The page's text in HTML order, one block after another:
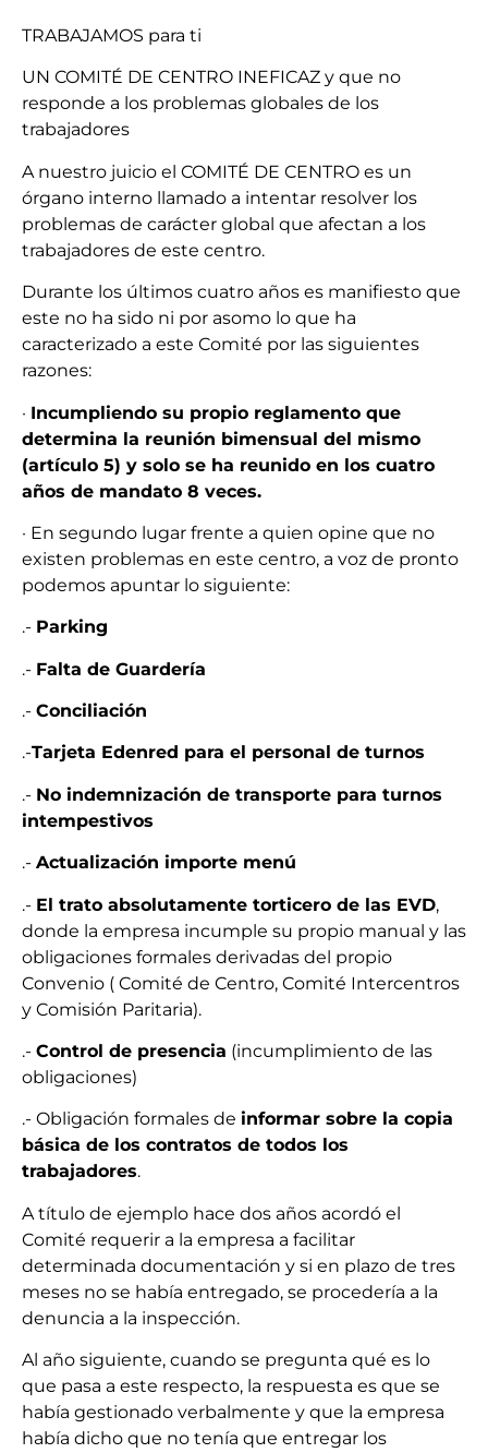
TRABAJAMOS para ti
UN COMITÉ DE CENTRO INEFICAZ y que no
responde a los problemas globales de los
trabajadores
A nuestro juicio el COMITÉ DE CENTRO es un
órgano interno llamado a intentar resolver los
problemas de carácter global que afectan a los
trabajadores de este centro.
Durante los últimos cuatro años es manifiesto que
este no ha sido ni por asomo lo que ha
caracterizado a este Comité por las siguientes
razones:
· Incumpliendo su propio reglamento que
determina la reunión bimensual del mismo
(artículo 5) y solo se ha reunido en los cuatro
años de mandato 8 veces.
· En segundo lugar frente a quien opine que no
existen problemas en este centro, a voz de pronto
podemos apuntar lo siguiente:
.- Parking
.- Falta de Guardería
.- Conciliación
.-Tarjeta Edenred para el personal de turnos
.- No indemnización de transporte para turnos
intempestivos
.- Actualización importe menú
.- El trato absolutamente torticero de las EVD,
donde la empresa incumple su propio manual y las
obligaciones formales derivadas del propio
Convenio ( Comité de Centro, Comité Intercentros
y Comisión Paritaria).
.- Control de presencia (incumplimiento de las
obligaciones)
.- Obligación formales de informar sobre la copia
básica de los contratos de todos los
trabajadores.
A título de ejemplo hace dos años acordó el
Comité requerir a la empresa a facilitar
determinada documentación y si en plazo de tres
meses no se había entregado, se procedería a la
denuncia a la inspección.
Al año siguiente, cuando se pregunta qué es lo
que pasa a este respecto, la respuesta es que se
había gestionado verbalmente y que la empresa
había dicho que no tenía que entregar los